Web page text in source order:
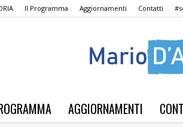
Il Programma Aggiornamenti Contatti
AGGIORNAMENTI